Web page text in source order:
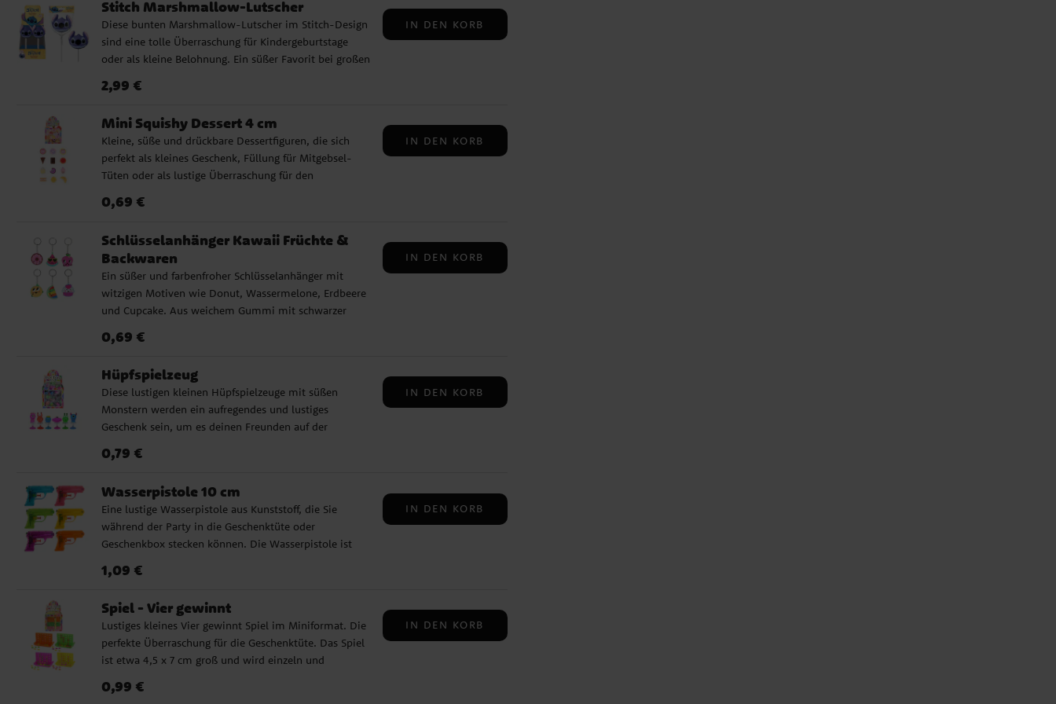
oder als kleine Geschenkidee für alle Stitch-Fans. ✔️ 25
Radiergummis in verschiedenen Designs ✔️ Größe pro
Radiergummi: ca. 2,3 x 3 x 2,4 cm ✔️ Offiziell
lizenziertes Produkt
Stitch Marshmallow-Lutscher
Diese bunten Marshmallow-Lutscher im Stitch-Design
sind eine tolle Überraschung für Kindergeburtstage
oder als kleine Belohnung. Ein süßer Favorit bei großen
und einzeln verkauft. Zutaten: Maissirup, Zucker,
Aromen, Erdbeeren, Farbstoffe: E162, E162a, E153,
Spirulina-Extrakt. Nährwerte pro 100 g: Energie 1636 kJ
/ 391 kcal, Fett 0,1 g (davon gesättigt 0,1 g),
Kohlenhydrate 98,0 g (davon Zucker 54,7 g),
Ballaststoffe 0,7 g, Eiweiß 0,0 g, Salz 0,5 g.
Preis: 2,99 €
2,99 €
IN DEN KORB
Mini Squishy Dessert 4 cm
Kleine, süße und drückbare Dessertfiguren, die sich
perfekt als kleines Geschenk, Füllung für Mitgebsel-
Tüten oder als lustige Überraschung für den
Motive wie Donut, Cupcake, Waffel, Schokolade, Eis
weich zum Drücken und nehmen langsam wieder ihre
Form an, was sie sowohl zum Spielen als auch zum
Sammeln lustig macht. Ein süßes kleines Detail für
Kinder, die Squishy-Spielzeuge, Minifiguren und
niedliche kleine Dinge mögen. Die Figuren werden
unsortiert und einzeln verkauft. Welche Dessertfigur
Sie erhalten, ist eine Überraschung. Nicht für Kinder
unter 3 Jahren geeignet.
Preis: 0,69 €
0,69 €
IN DEN KORB
Schlüsselanhänger Kawaii Früchte &
Backwaren
Ein süßer und farbenfroher Schlüsselanhänger mit
witzigen Motiven wie Donut, Wassermelone, Erdbeere
und Cupcake. Aus weichem Gummi mit schwarzer
Taschen oder Rucksäcken zu befestigen ist. Perfekt als
Geschenk. Größe ca. 5 cm. Wird unsortiert und einzeln
verkauft. Nicht geeignet für Kinder unter 3 Jahren.
Preis: 0,69 €
0,69 €
IN DEN KORB
Hüpfspielzeug
Diese lustigen kleinen Hüpfspielzeuge mit süßen
Monstern werden ein aufregendes und lustiges
Geschenk sein, um es deinen Freunden auf der
verschiedenen Farben, aber sie werden einzeln und
welche Sie bekommen. Sie sind 4-5 cm hoch.
Preis: 0,79 €
0,79 €
IN DEN KORB
Wasserpistole 10 cm
Eine lustige Wasserpistole aus Kunststoff, die Sie
während der Party in die Geschenktüte oder
Geschenkbox stecken können. Die Wasserpistole ist
erhältlich. Wird unsortiert und einzeln verkauft.
Preis: 1,09 €
1,09 €
IN DEN KORB
Spiel - Vier gewinnt
Lustiges kleines Vier gewinnt Spiel im Miniformat. Die
perfekte Überraschung für die Geschenktüte. Das Spiel
ist etwa 4,5 x 7 cm groß und wird einzeln und
erhältlich.
Preis: 0,99 €
0,99 €
IN DEN KORB